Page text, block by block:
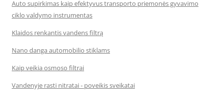
Auto supirkimas kaip efektyvus transporto priemonės gyvavimo
ciklo valdymo instrumentas
Klaidos renkantis vandens filtrą
Nano danga automobilio stiklams
Kaip veikia osmoso filtrai
Vandenyje rasti nitratai - poveikis sveikatai